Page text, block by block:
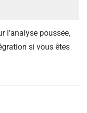
l’analyse poussée,
si vous êtes